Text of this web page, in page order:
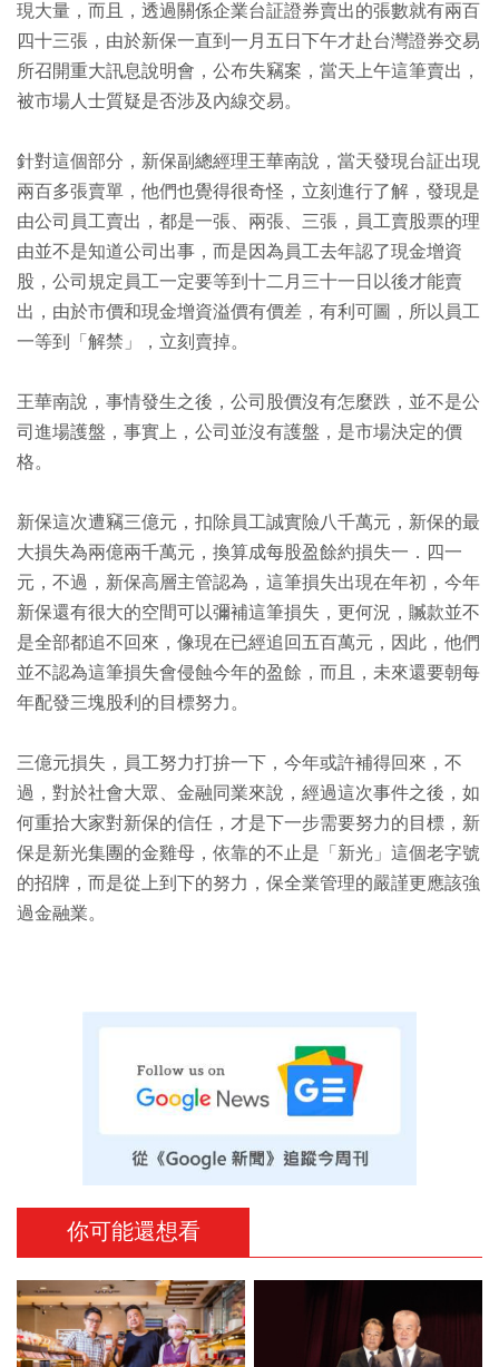
現大量，而且，透過關係企業台証證券賣出的張數就有兩百
四十三張，由於新保一直到一月五日下午才赴台灣證券交易
所召開重大訊息說明會，公布失竊案，當天上午這筆賣出，
被市場人士質疑是否涉及內線交易。
針對這個部分，新保副總經理王華南說，當天發現台証出現
兩百多張賣單，他們也覺得很奇怪，立刻進行了解，發現是
由公司員工賣出，都是一張、兩張、三張，員工賣股票的理
由並不是知道公司出事，而是因為員工去年認了現金增資
股，公司規定員工一定要等到十二月三十一日以後才能賣
出，由於市價和現金增資溢價有價差，有利可圖，所以員工
一等到「解禁」，立刻賣掉。
王華南說，事情發生之後，公司股價沒有怎麼跌，並不是公
司進場護盤，事實上，公司並沒有護盤，是市場決定的價
格。
新保這次遭竊三億元，扣除員工誠實險八千萬元，新保的最
大損失為兩億兩千萬元，換算成每股盈餘約損失一．四一
元，不過，新保高層主管認為，這筆損失出現在年初，今年
新保還有很大的空間可以彌補這筆損失，更何況，贓款並不
是全部都追不回來，像現在已經追回五百萬元，因此，他們
並不認為這筆損失會侵蝕今年的盈餘，而且，未來還要朝每
年配發三塊股利的目標努力。
三億元損失，員工努力打拚一下，今年或許補得回來，不
過，對於社會大眾、金融同業來說，經過這次事件之後，如
何重拾大家對新保的信任，才是下一步需要努力的目標，新
保是新光集團的金雞母，依靠的不止是「新光」這個老字號
的招牌，而是從上到下的努力，保全業管理的嚴謹更應該強
過金融業。
你可能還想看